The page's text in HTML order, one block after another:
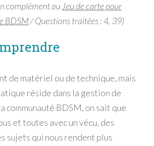
complément au Jeu de carte pour
BDSM/Questions traitées : 4, 39)
de matériel ou de technique, mais
réside dans la gestion de
communauté BDSM, on sait que
et toutes avec un vécu, des
sujets qui nous rendent plus